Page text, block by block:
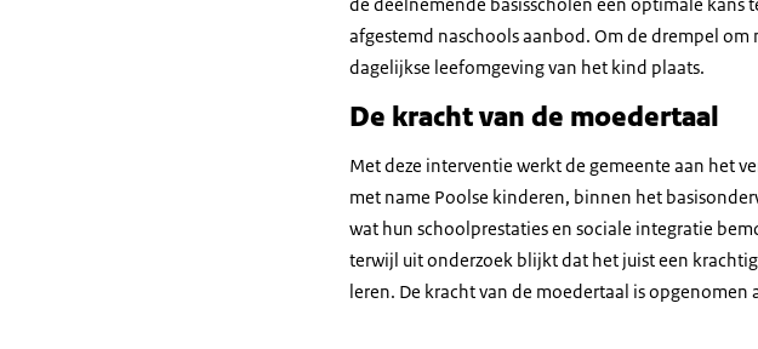
afgestemd naschools aanbod. Om de drempel
dagelijkse leefomgeving van het kind plaats.
De kracht van de moedertaal
Met deze interventie werkt de gemeente aan het
met name Poolse kinderen, binnen het
wat hun schoolprestaties en sociale integratie
terwijl uit onderzoek blijkt dat het juist een
leren. De kracht van de moedertaal is opgenomen